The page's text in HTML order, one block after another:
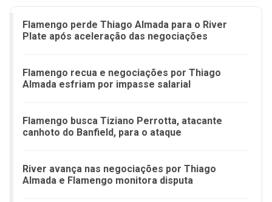
Flamengo perde Thiago Almada para o River
Plate após aceleração das negociações
Flamengo recua e negociações por Thiago
Almada esfriam por impasse salarial
Flamengo busca Tiziano Perrotta, atacante
canhoto do Banfield, para o ataque
River avança nas negociações por Thiago
Almada e Flamengo monitora disputa